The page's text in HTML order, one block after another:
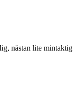
nästan lite mintaktig